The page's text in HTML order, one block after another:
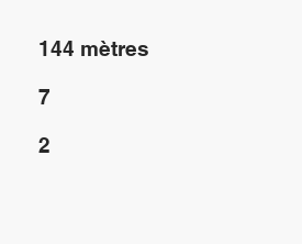
2
7
144 mètres